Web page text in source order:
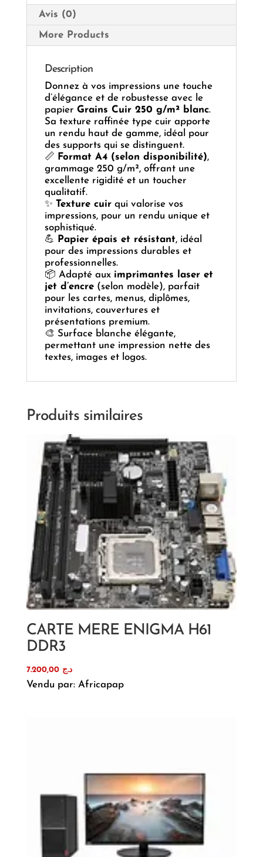
Avis (0)
More Products
Description
Donnez à vos impressions une touche
d’élégance et de robustesse avec le
papier Grains Cuir 250 g/m² blanc.
Sa texture raffinée type cuir apporte
un rendu haut de gamme, idéal pour
des supports qui se distinguent.
📏 Format A4 (selon disponibilité),
grammage 250 g/m², offrant une
excellente rigidité et un toucher
qualitatif.
✨ Texture cuirqui valorise vos
impressions, pour un rendu unique et
sophistiqué.
💪
Papier épais et résistant, idéal
pour des impressions durables et
professionnelles.
📦 Adapté aux imprimantes laser et
jet d’encre(selon modèle), parfait
pour les cartes, menus, diplômes,
invitations, couvertures et
présentations premium.
🎨 Surface blanche élégante,
permettant une impression nette des
textes, images et logos.
Produits similaires
CARTE MERE ENIGMA H61
DDR3
د.ج 7.200,00
Vendu par: Africapap